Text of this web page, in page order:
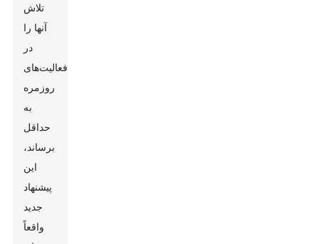
تلاش
آنها را
در
فعالیت‌های
روزمره
به
حداقل
برساند،
این
پیشنهاد
جدید
واقعاً